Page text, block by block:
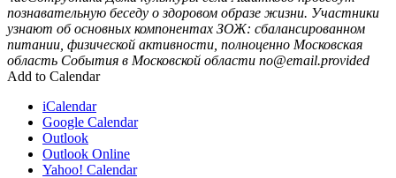
познавательную беседу о здоровом образе жизни. Участники
узнают об основных компонентах ЗОЖ: сбалансированном
питании, физической активности, полноценно Московская
область События в Московской области no@email.provided
Add to Calendar
iCalendar
Google Calendar
Outlook
Outlook Online
Yahoo! Calendar